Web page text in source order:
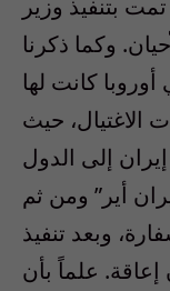
وكما ذكرنا
كانت لها
الاغتيال، حيث
إلى الدول
أير” ومن ثم
وبعد تنفيذ
علماً بأن